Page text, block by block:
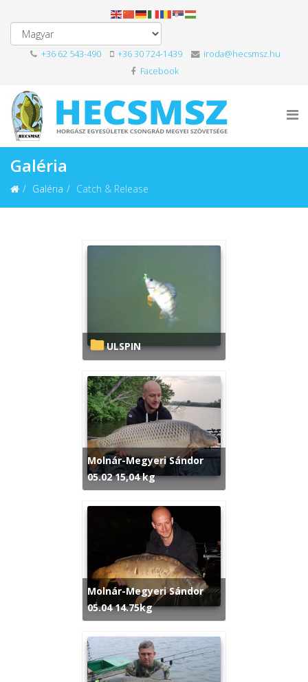
+36 62 543-490 +36 30 724-1439
iroda@hecsmsz.hu
Facebook
Galéria
Galéria Catch & Release
ULSPIN
Molnár-Megyeri Sándor
05.02 15,04 kg
Molnár-Megyeri Sándor
05.04 14.75kg